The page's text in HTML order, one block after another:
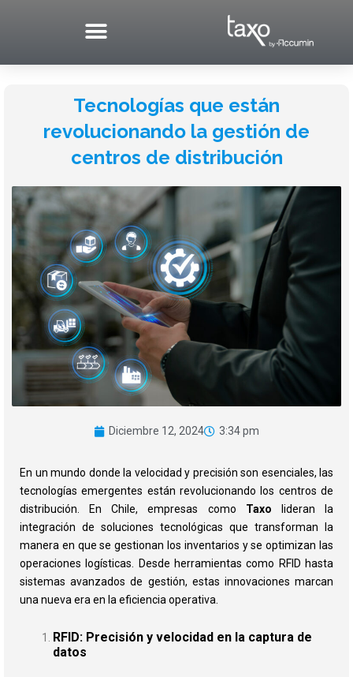
Tecnologías que están
revolucionando la gestión de
centros de distribución
Diciembre 12, 2024 3:34 pm
En un mundo donde la velocidad y precisión son esenciales, las
tecnologías emergentes están revolucionando los centros de
distribución. En Chile, empresas como Taxo lideran la
integración de soluciones tecnológicas que transforman la
manera en que se gestionan los inventarios y se optimizan las
operaciones logísticas. Desde herramientas como RFID hasta
sistemas avanzados de gestión, estas innovaciones marcan
una nueva era en la eficiencia operativa.
RFID: Precisión y velocidad en la captura de
datos